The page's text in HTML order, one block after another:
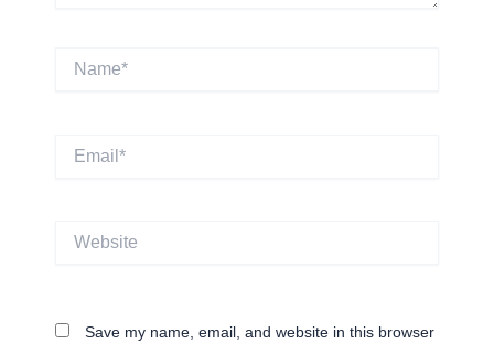
Website
Save my name, email, and website in this browser